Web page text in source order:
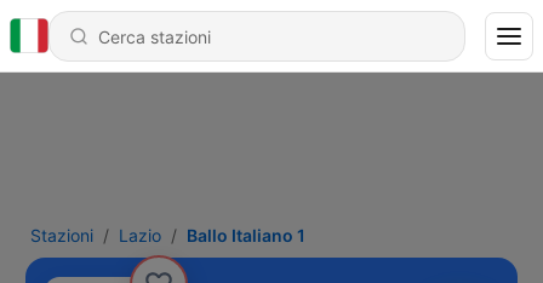
Stazioni Lazio Ballo Italiano 1